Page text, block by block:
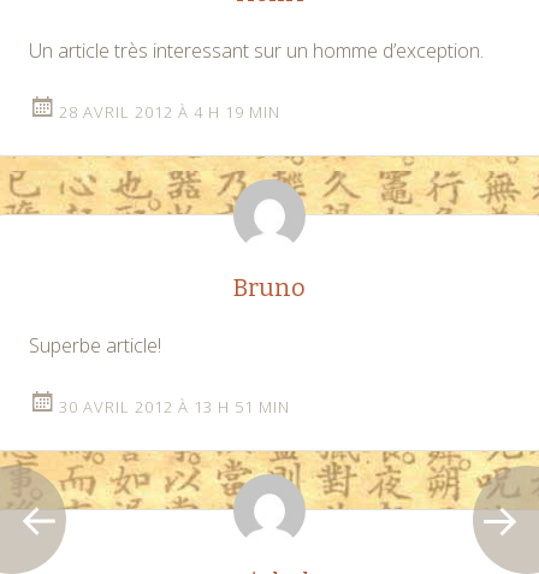
Un article très interessant sur un homme d’exception.
28 AVRIL 2012 À 4 H 19 MIN
Bruno
Superbe article!
30 AVRIL 2012 À 13 H 51 MIN